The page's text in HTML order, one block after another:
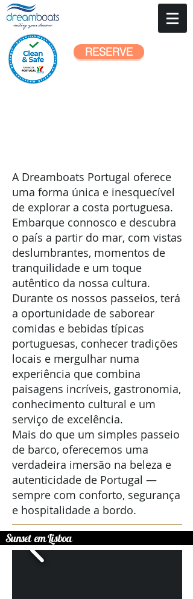
RESERVE
A Dreamboats Portugal oferece
uma forma única e inesquecível
de explorar a costa portuguesa.
Embarque connosco e descubra
o país a partir do mar, com vistas
deslumbrantes, momentos de
tranquilidade e um toque
autêntico da nossa cultura.
Durante os nossos passeios, terá
a oportunidade de saborear
comidas e bebidas típicas
portuguesas, conhecer tradições
locais e mergulhar numa
experiência que combina
paisagens incríveis, gastronomia,
conhecimento cultural e um
serviço de excelência.
Mais do que um simples passeio
de barco, oferecemos uma
verdadeira imersão na beleza e
autenticidade de Portugal —
sempre com conforto, segurança
e hospitalidade a bordo.
Sunset em Lisboa